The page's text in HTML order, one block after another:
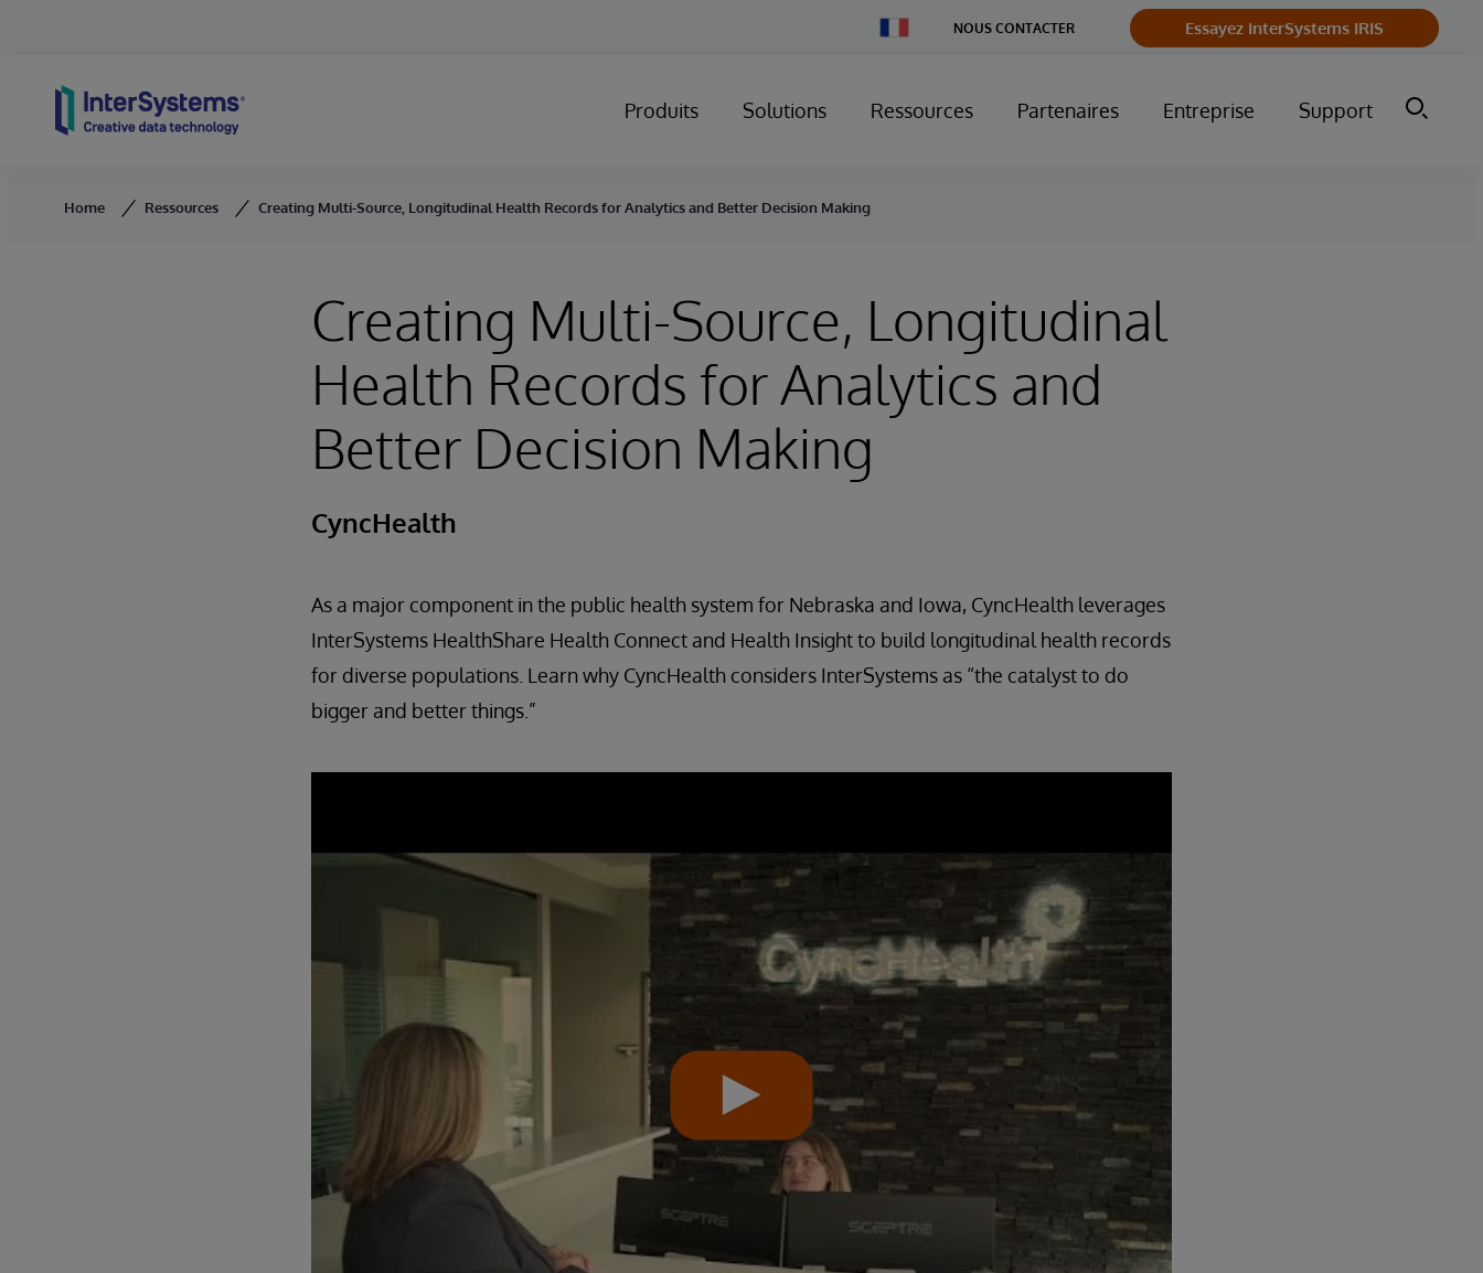
Country
NOUS CONTACTER Essayez InterSystems IRIS
Produits Solutions Ressources Partenaires Entreprise Support
Home Ressources Creating Multi-Source, Longitudinal Health Records for Analytics and Better Decision Making
Creating Multi-Source, Longitudinal
Health Records for Analytics and
Better Decision Making
CyncHealth
As a major component in the public health system for Nebraska and Iowa, CyncHealth leverages
InterSystems HealthShare Health Connect and Health Insight to build longitudinal health records
for diverse populations. Learn why CyncHealth considers InterSystems as “the catalyst to do
bigger and better things.”